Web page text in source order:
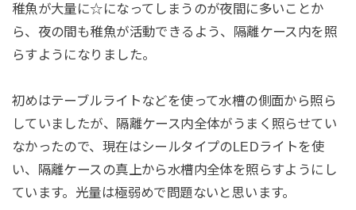
稚魚が大量に☆になってしまうのが夜間に多いことか
ら、夜の間も稚魚が活動できるよう、隔離ケース内を照
らすようになりました。
初めはテーブルライトなどを使って水槽の側面から照ら
していましたが、隔離ケース内全体がうまく照らせてい
なかったので、現在はシールタイプのLEDライトを使
い、隔離ケースの真上から水槽内全体を照らすようにし
ています。光量は極弱めで問題ないと思います。